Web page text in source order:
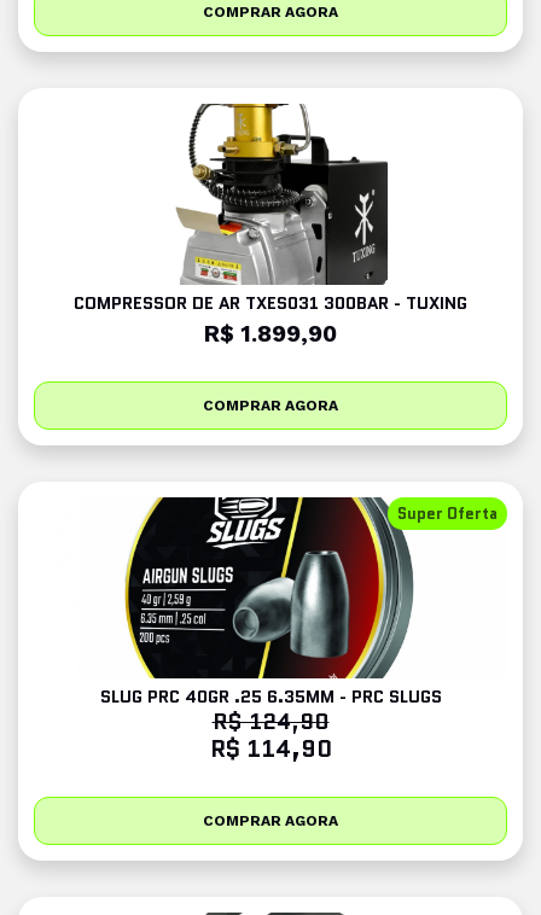
COMPRAR AGORA
COMPRESSOR DE AR TXES031 300BAR - TUXING
R$ 1.899,90
COMPRAR AGORA
Super Oferta
SLUG PRC 40GR .25 6.35MM - PRC SLUGS
R$ 124,90
R$ 114,90
COMPRAR AGORA